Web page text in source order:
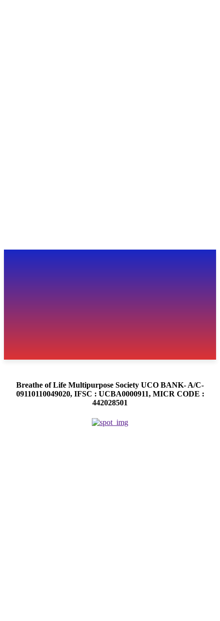
Breathe of Life Multipurpose Society UCO BANK- A/C-
09110110049020, IFSC : UCBA0000911, MICR CODE :
442028501